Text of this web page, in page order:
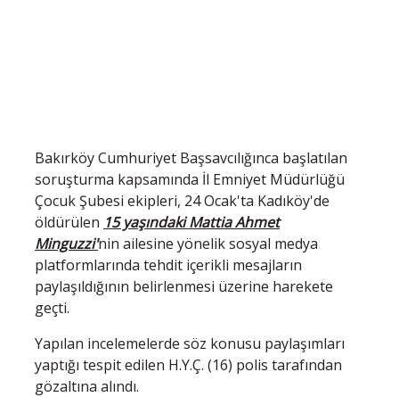
Bakırköy Cumhuriyet Başsavcılığınca başlatılan
soruşturma kapsamında İl Emniyet Müdürlüğü
Çocuk Şubesi ekipleri, 24 Ocak'ta Kadıköy'de
öldürülen 15 yaşındaki Mattia Ahmet
Minguzzi'nin ailesine yönelik sosyal medya
platformlarında tehdit içerikli mesajların
paylaşıldığının belirlenmesi üzerine harekete
geçti.
Yapılan incelemelerde söz konusu paylaşımları
yaptığı tespit edilen H.Y.Ç. (16) polis tarafından
gözaltına alındı.